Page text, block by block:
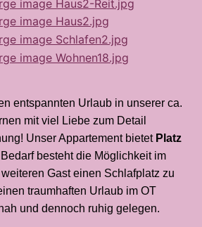
entspannten Urlaub in unserer ca.
mit viel Liebe zum Detail
Unser Appartement bietet Platz
besteht die Möglichkeit im
Gast einen Schlafplatz zu
traumhaften Urlaub im OT
und dennoch ruhig gelegen.